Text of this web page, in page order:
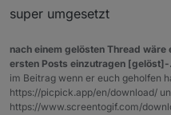
super umgesetzt
nach einem gelösten Thread
ersten Posts einzutragen
im Beitrag wenn er euch geholfen
https://picpick.app/en/download/
https://www.screentogif.com/